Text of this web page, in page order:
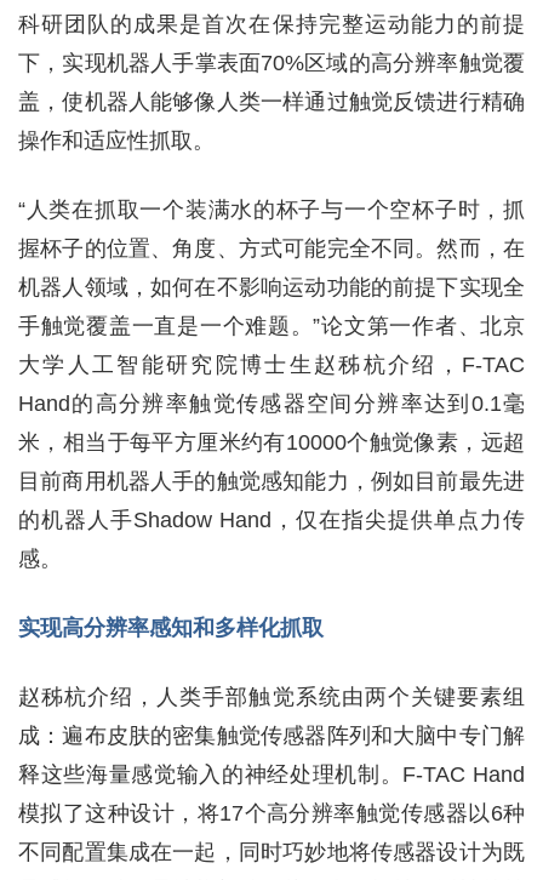
科研团队的成果是首次在保持完整运动能力的前提
下，实现机器人手掌表面70%区域的高分辨率触觉覆
盖，使机器人能够像人类一样通过触觉反馈进行精确
操作和适应性抓取。
“人类在抓取一个装满水的杯子与一个空杯子时，抓
握杯子的位置、角度、方式可能完全不同。然而，在
机器人领域，如何在不影响运动功能的前提下实现全
手触觉覆盖一直是一个难题。”论文第一作者、北京
大学人工智能研究院博士生赵秭杭介绍，F-TAC
Hand的高分辨率触觉传感器空间分辨率达到0.1毫
米，相当于每平方厘米约有10000个触觉像素，远超
目前商用机器人手的触觉感知能力，例如目前最先进
的机器人手Shadow Hand，仅在指尖提供单点力传
感。
实现高分辨率感知和多样化抓取
赵秭杭介绍，人类手部触觉系统由两个关键要素组
成：遍布皮肤的密集触觉传感器阵列和大脑中专门解
释这些海量感觉输入的神经处理机制。F-TAC Hand
模拟了这种设计，将17个高分辨率触觉传感器以6种
不同配置集成在一起，同时巧妙地将传感器设计为既